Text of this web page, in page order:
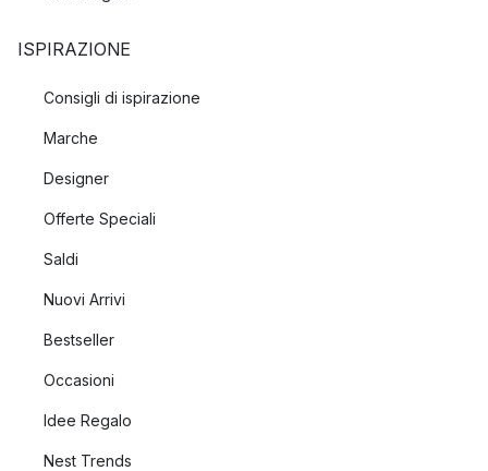
ISPIRAZIONE
Consigli di ispirazione
Marche
Designer
Offerte Speciali
Saldi
Nuovi Arrivi
Bestseller
Occasioni
Idee Regalo
Nest Trends